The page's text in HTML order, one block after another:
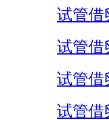
试管借
试管借
试管借
试管借